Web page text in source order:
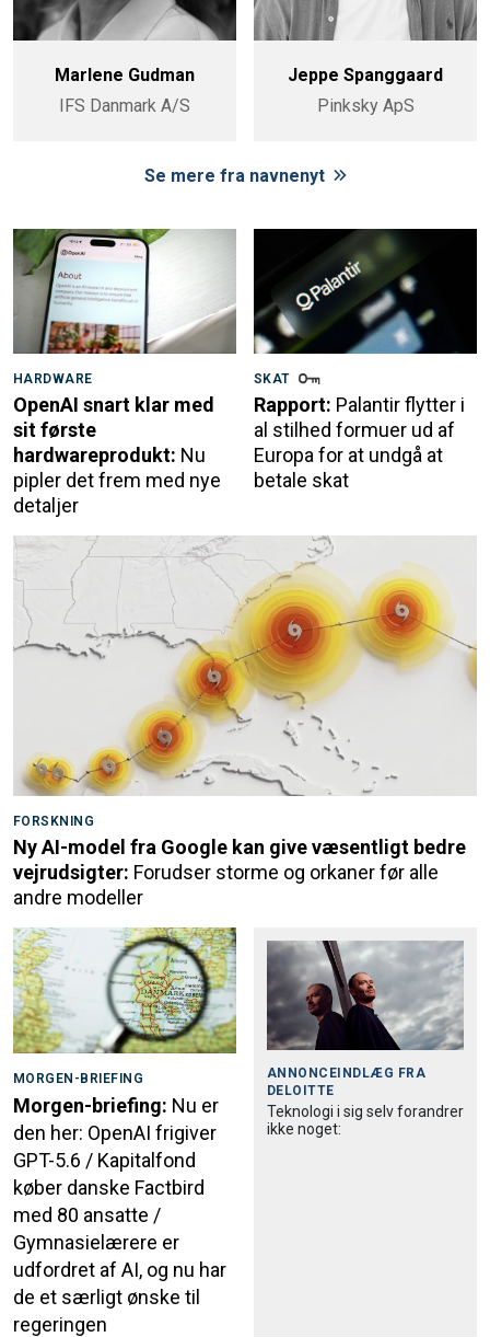
Marlene Gudman
IFS Danmark A/S
Jeppe Spanggaard
Pinksky ApS
Se mere fra navnenyt
HARDWARE
OpenAI snart klar med
sit første
hardwareprodukt: Nu
pipler det frem med nye
detaljer
SKAT
Rapport: Palantir flytter i
al stilhed formuer ud af
Europa for at undgå at
betale skat
FORSKNING
Ny AI-model fra Google kan give væsentligt bedre
vejrudsigter: Forudser storme og orkaner før alle
andre modeller
MORGEN-BRIEFING
Morgen-briefing: Nu er
den her: OpenAI frigiver
GPT-5.6 / Kapitalfond
køber danske Factbird
med 80 ansatte /
Gymnasielærere er
udfordret af AI, og nu har
de et særligt ønske til
regeringen
ANNONCEINDLÆG FRA
DELOITTE
Teknologi i sig selv forandrer
ikke noget: